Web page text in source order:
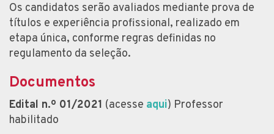
Os candidatos serão avaliados mediante prova de
títulos e experiência profissional, realizado em
etapa única, conforme regras definidas no
regulamento da seleção.
Documentos
Edital n.º 01/2021 (acesse aqui) Professor
habilitado